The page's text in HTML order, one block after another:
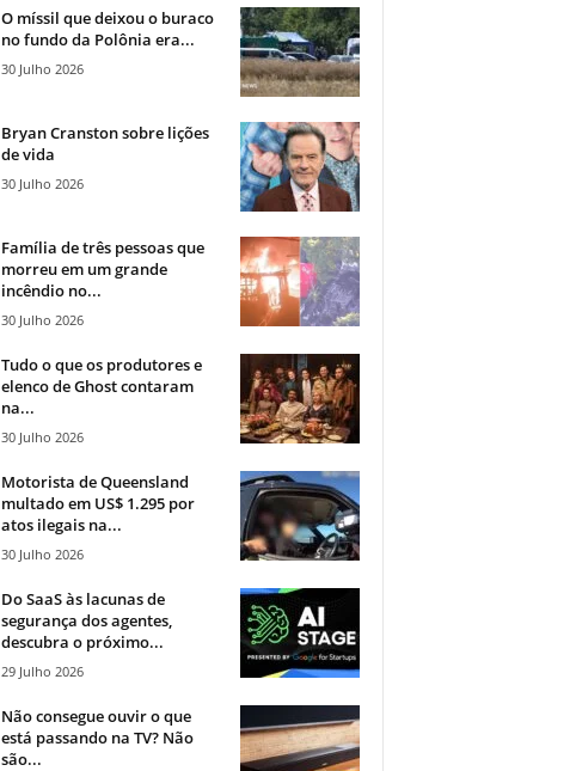
O míssil que deixou o buraco
no fundo da Polônia era...
30 Julho 2026
Bryan Cranston sobre lições
de vida
30 Julho 2026
Família de três pessoas que
morreu em um grande
incêndio no...
30 Julho 2026
Tudo o que os produtores e
elenco de Ghost contaram
na...
30 Julho 2026
Motorista de Queensland
multado em US$ 1.295 por
atos ilegais na...
30 Julho 2026
Do SaaS às lacunas de
segurança dos agentes,
descubra o próximo...
29 Julho 2026
Não consegue ouvir o que
está passando na TV? Não
são...